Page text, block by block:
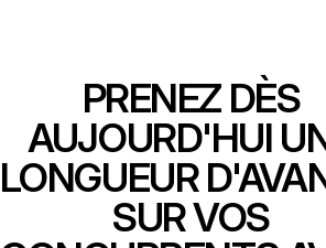
PRENEZ DÈS
AUJOURD'HUI
LONGUEUR
SUR VOS